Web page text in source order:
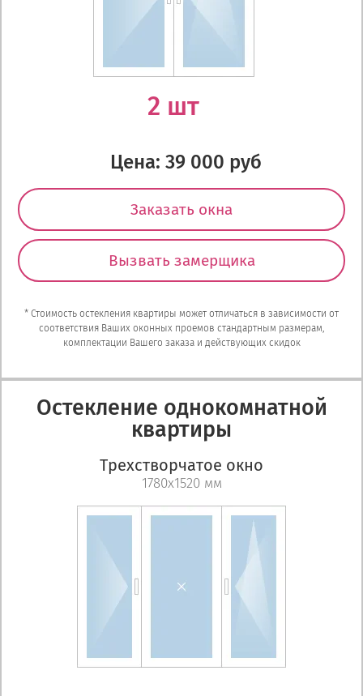
2 шт
Цена: 39 000 руб
Заказать окна
Вызвать замерщика
* Стоимость остекления квартиры может отличаться в зависимости от
соответствия Ваших оконных проемов стандартным размерам,
комплектации Вашего заказа и действующих скидок
Остекление однокомнатной
квартиры
Трехстворчатое окно
1780х1520 мм